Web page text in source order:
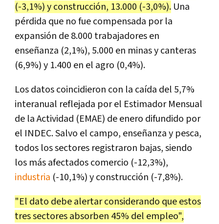
(-3,1%) y construcción, 13.000 (-3,0%). Una
pérdida que no fue compensada por la
expansión de 8.000 trabajadores en
enseñanza (2,1%), 5.000 en minas y canteras
(6,9%) y 1.400 en el agro (0,4%).
Los datos coincidieron con la caída del 5,7%
interanual reflejada por el Estimador Mensual
de la Actividad (EMAE) de enero difundido por
el INDEC. Salvo el campo, enseñanza y pesca,
todos los sectores registraron bajas, siendo
los más afectados comercio (-12,3%),
industria (-10,1%) y construcción (-7,8%).
"El dato debe alertar considerando que estos
tres sectores absorben 45% del empleo",